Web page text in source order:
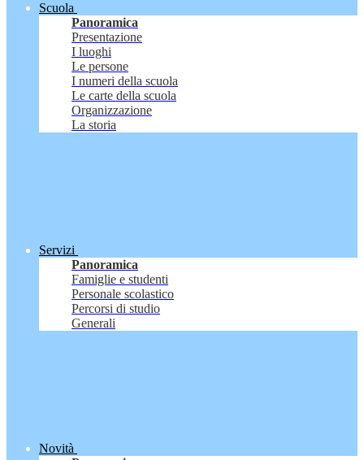
Scuola
Panoramica
Presentazione
I luoghi
Le persone
I numeri della scuola
Le carte della scuola
Organizzazione
La storia
Servizi
Panoramica
Famiglie e studenti
Personale scolastico
Percorsi di studio
Generali
Novità